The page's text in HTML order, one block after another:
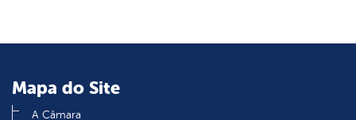
Mapa do Site
A Câmara